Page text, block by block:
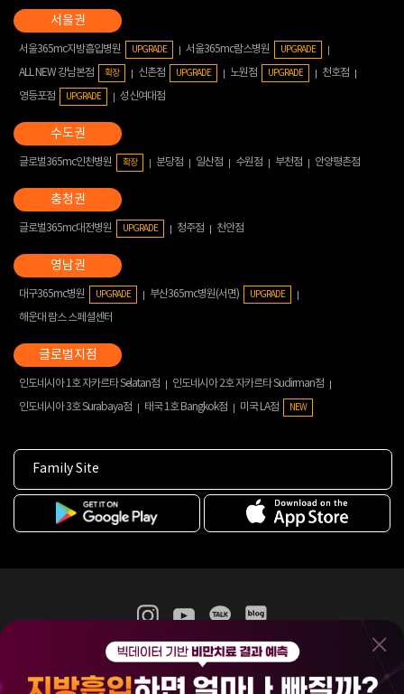
서울365mc지방흡입병원 UPGRADE 서울365mc람스병원 UPGRADE
ALL NEW 강남본점 확장 신촌점 UPGRADE 노원점 UPGRADE
천호점
영등포점
UPGRADE 성신여대점
글로벌365mc인천병원 확장 분당점 일산점 수원점 부천점 안양평촌점
글로벌365mc대전병원 UPGRADE 청주점 천안점
대구365mc병원 UPGRADE 부산365mc병원(서면) UPGRADE
해운대 람스 스페셜센터
인도네시아 1호 자카르타 Selatan점
인도네시아 2호 자카르타 Sudirman점
인도네시아 3호 Surabaya점
태국 1호 Bangkok점 미국 LA점 NEW
Family Site
365mc 병·의원 이용약관
홈페이지 이용약관
비급여진료수가